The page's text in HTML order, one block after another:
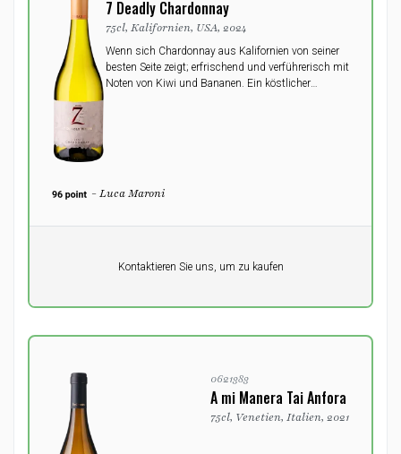
7 Deadly Chardonnay
75cl, Kalifornien, USA, 2024
Wenn sich Chardonnay aus Kalifornien von seiner
besten Seite zeigt; erfrischend und verführerisch mit
Noten von Kiwi und Bananen. Ein köstlicher
- Luca Maroni
Kontaktieren Sie uns, um zu kaufen
0621383
A mi Manera Tai Anfora
75cl, Venetien, Italien, 2021